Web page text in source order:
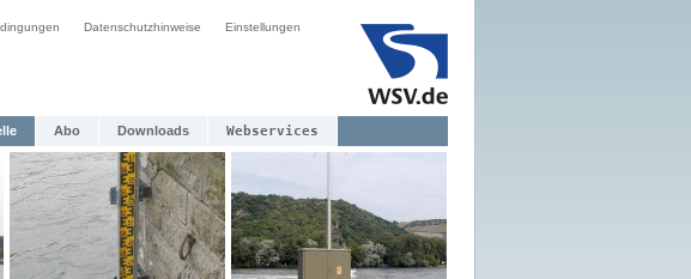
Datenschutzhinweise Einstellungen
Abo Downloads Webservices